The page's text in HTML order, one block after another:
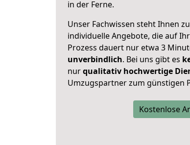
in der Ferne.
Unser Fachwissen steht Ihnen
individuelle Angebote, die auf
Prozess dauert nur etwa 3
unverbindlich. Bei uns gibt es
nurqualitativ hochwertige
Umzugspartner zum günstigen
Kostenlose